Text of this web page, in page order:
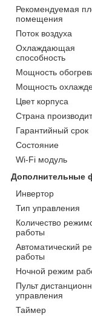
Рекомендуемая
помещения
Поток воздуха
Охлаждающая
способность
Мощность
Мощность
Цвет корпуса
Страна
Гарантийный срок
Состояние
Wi-Fi модуль
Дополнительные
Инвертор
Тип управления
Количество
работы
Автоматический
работы
Ночной режим
Пульт
управления
Таймер